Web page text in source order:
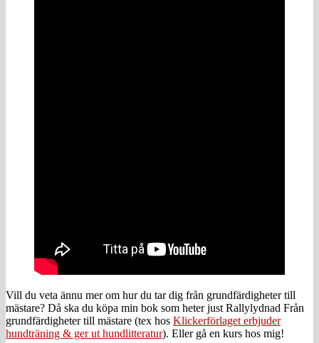
Vill du veta ännu mer om hur du tar dig från grundfärdigheter till
mästare? Då ska du köpa min bok som heter just Rallylydnad Från
grundfärdigheter till mästare (tex hos Klickerförlaget erbjuder
hundträning & ger ut hundlitteratur). Eller gå en kurs hos mig!